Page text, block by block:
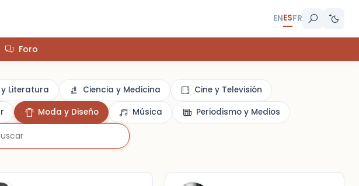
ENESFR
Foro
Literatura Ciencia y Medicina
Cine y Televisión
Moda y Diseño Música Periodismo y Medios